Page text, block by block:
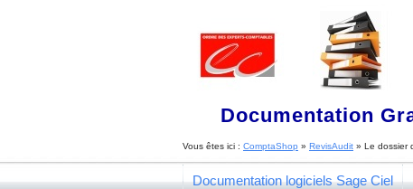
Documentation
Vous êtes ici : ComptaShop » RevisAudit » Le dossier
Documentation logiciels Sage Ciel